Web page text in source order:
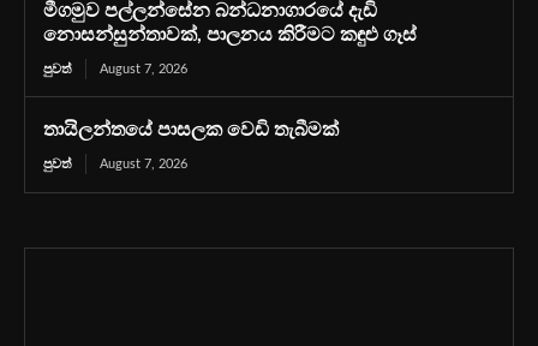
මීගමුව පල්ලන්සේන බන්ධනාගාරයේ දැඩි
නොසන්සුන්තාවක්, පාලනය කිරීමට කඳුළු ගෑස්
පුවත් August 7, 2026
තායිලන්තයේ පාසලක වෙඩි තැබීමක්
පුවත් August 7, 2026